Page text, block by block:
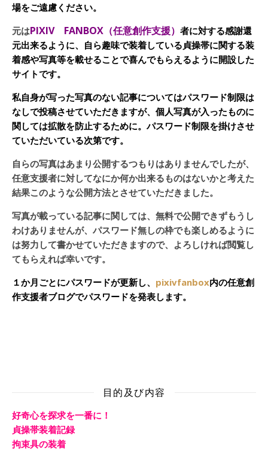
場をご遠慮ください。
元はPIXIV FANBOX（任意創作支援） 者に対する感謝還
元出来るように、自ら趣味で装着している貞操帯に関する装
着感や写真等を載せることで喜んでもらえるように開設した
サイトです。
私自身が写った写真のない記事についてはパスワード制限は
なしで投稿させていただきますが、個人写真が入ったものに
関しては拡散を防止するために。パスワード制限を掛けさせ
ていただいている次第です。
自らの写真はあまり公開するつもりはありませんでしたが、
任意支援者に対してなにか何か出来るものはないかと考えた
結果このような公開方法とさせていただきました。
写真が載っている記事に関しては、無料で公開できずもうし
わけありませんが、パスワード無しの枠でも楽しめるように
は努力して書かせていただきますので、よろしければ閲覧し
てもらえれば幸いです。
１か月ごとにパスワードが更新し、 pixivfanbox内の任意創
作支援者ブログでパスワードを発表します。
目的及び内容
好奇心を探求を一番に！
貞操帯装着記録
拘束具の装着